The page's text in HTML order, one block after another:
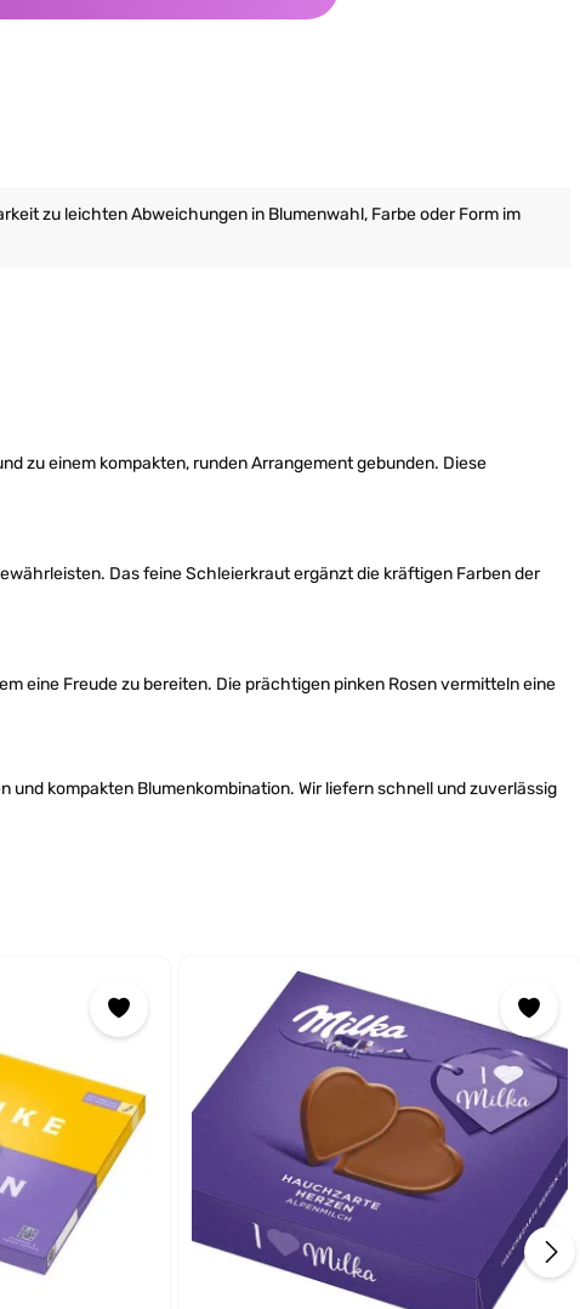
zu leichten Abweichungen in Blumenwahl, Farbe oder Form im
zu einem kompakten, runden Arrangement gebunden. Diese
Das feine Schleierkraut ergänzt die kräftigen Farben der
eine Freude zu bereiten. Die prächtigen pinken Rosen vermitteln eine
kompakten Blumenkombination. Wir liefern schnell und zuverlässig